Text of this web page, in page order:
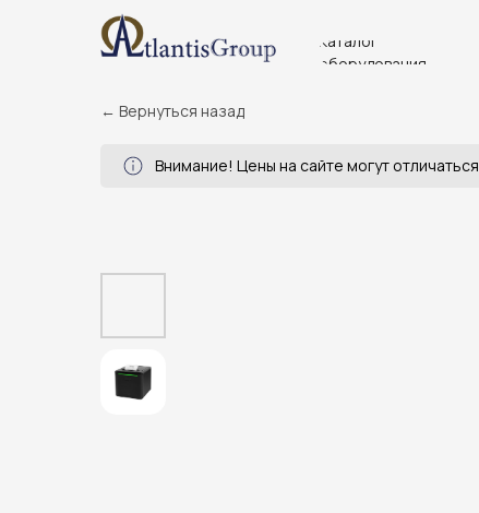
Каталог
оборудования
← Вернуться назад
Внимание! Цены на сайте могут